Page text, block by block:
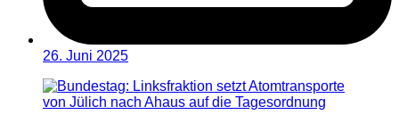
26. Juni 2025